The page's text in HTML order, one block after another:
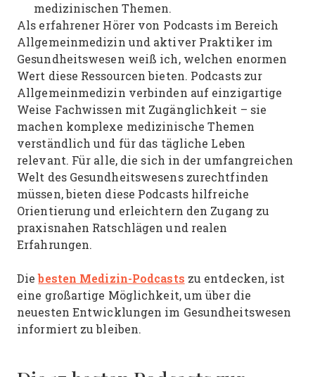
medizinischen Themen.
Als erfahrener Hörer von Podcasts im Bereich
Allgemeinmedizin und aktiver Praktiker im
Gesundheitswesen weiß ich, welchen enormen
Wert diese Ressourcen bieten. Podcasts zur
Allgemeinmedizin verbinden auf einzigartige
Weise Fachwissen mit Zugänglichkeit – sie
machen komplexe medizinische Themen
verständlich und für das tägliche Leben
relevant. Für alle, die sich in der umfangreichen
Welt des Gesundheitswesens zurechtfinden
müssen, bieten diese Podcasts hilfreiche
Orientierung und erleichtern den Zugang zu
praxisnahen Ratschlägen und realen
Erfahrungen.
Diebesten Medizin-Podcasts zu entdecken, ist
eine großartige Möglichkeit, um über die
neuesten Entwicklungen im Gesundheitswesen
informiert zu bleiben.